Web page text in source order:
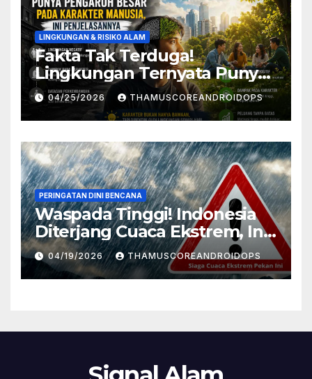
LINGKUNGAN & RISIKO ALAM
Fakta Tak Terduga!
Lingkungan Ternyata Punya
Pengaruh Besar Pada
Karakter Manusia, Ini
Penjelasannya
04/25/2026 THAMUSCOREANDROIDOPS
PERINGATAN DINI BENCANA
Waspada Tinggi! Indonesia
Diterjang Cuaca Ekstrem, Ini
Daftar Daerah Rawan
04/19/2026 THAMUSCOREANDROIDOPS